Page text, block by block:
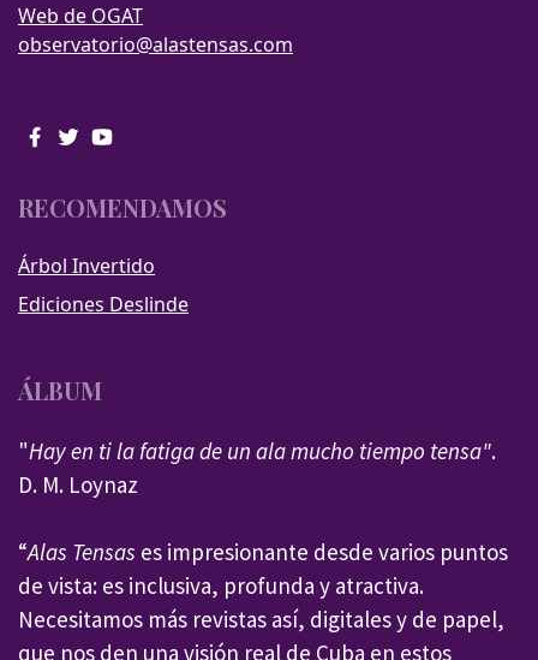
Web de OGAT
observatorio@alastensas.com
RECOMENDAMOS
Árbol Invertido
Ediciones Deslinde
ÁLBUM
"Hay en ti la fatiga de un ala mucho tiempo tensa".
D. M. Loynaz
“Alas Tensas es impresionante desde varios puntos
de vista: es inclusiva, profunda y atractiva.
Necesitamos más revistas así, digitales y de papel,
que nos den una visión real de Cuba en estos